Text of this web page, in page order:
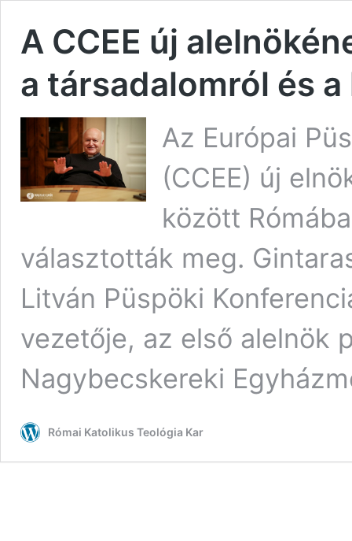
A CCEE új
a társadalomról és
Az Európai
(CCEE) új
között
választották meg.
Litván Püspöki
vezetője, az első alelnök
Nagybecskereki
Római Katolikus Teológia Kar